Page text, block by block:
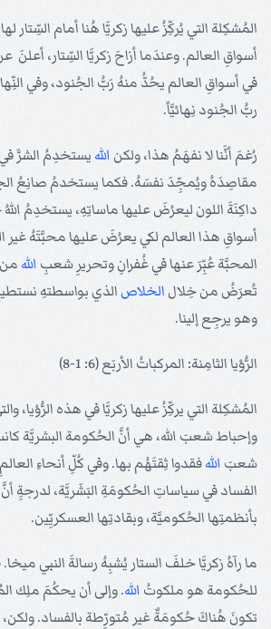
المُشكِلة التي يُركِّزُ عليها زكريَّا هُنا أمام السِّتار
أسواقِ العالم. وعندَما أزاحَ زكريَّا السِّتار،
في أسواقِ العالم يحُدُّ منهُ رَبُّ الجُنود، وفي
ربُّ الجُنود نِهائيَّاً.
رُغمَ أنَّنا لا نفهَمُ هذا، ولكن الله يستخدِمُ الشرَّ
مقاصِدَهُ ويُمجِّدَ نفسَهُ. فكما يستخدمُ صانِعُ
داكِنَةَ اللون ليعرُضَ عليها ماساتِهِ، يستخدِمُ اللهُ
أسواقِ هذا العالم لكي يعرُضَ عليها محبَّتَهُ
المحبَّة عُبِّرَ عنها في غُفرانِ وتحريرِ شعبِ الله
تُعرَضُ من خِلال الخلاص الذي بواسطتهِ
وهو يرجِع إلينا.
الرُّؤيا الثامِنة: المركباتُ الأربَع (6: 1-8)
المُشكِلة التي يركِّزُ عليها زكريَّا في هذه
وإحباط شعبَ الله، هي أنَّ الحُكومة البشريَّة
شعبَ اللهفقدوا ثِقتَهُم بها. وفي كُلِّ أنحاءِ
الفساد في سياساتِ الحُكومَةِ البَشَريَّة، لدرجةِِ
بأنظمتِها الحُكوميَّة، وبقادتِها العسكريِّين.
ما رآهُ زكريَّا خلفَ الستار يُشبِهُ رسالةَ النبي
للحُكومة هو ملكوتُ الله. وإلى أن يحكُمَ ملِك
تكونَ هُناكَ حُكومَةٌ غير مُتورِّطة بالفساد. ولكن،